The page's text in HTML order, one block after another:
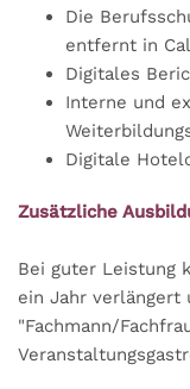
Die
entfernt in
Digitales
Interne und
Digitale
Zusätzliche
Bei guter Leistung
ein Jahr verlängert
"Fachmann/